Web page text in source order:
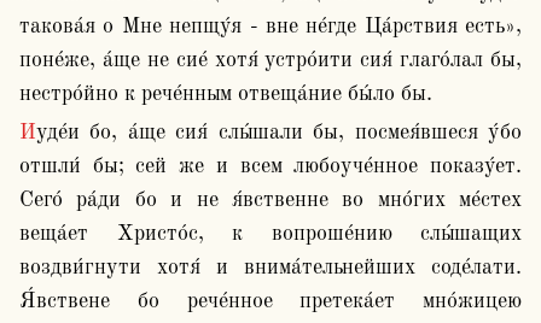
такова́я о Мне непщу́я - вне не́где Ца́рствия есть»,
поне́же, а́ще не сие́ хотя́ устро́ити сия́ глаго́лал бы,
нестро́йно к рече́нным отвеща́ние бы́ло бы.
Иуде́и бо, а́ще сия́ слы́шали бы, посмея́вшеся у́бо
отшли́ бы; сей же и всем любоуче́нное показу́ет.
Сего́ ра́ди бо и не я́вственне во мно́гих ме́стех
веща́ет Христо́с, к вопроше́нию слы́шащих
воздви́гнути хотя́ и внима́тельнейших соде́лати.
Я́вствене бо рече́нное претека́ет мно́жицею